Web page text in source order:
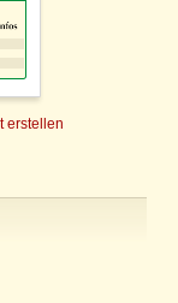
erstellen